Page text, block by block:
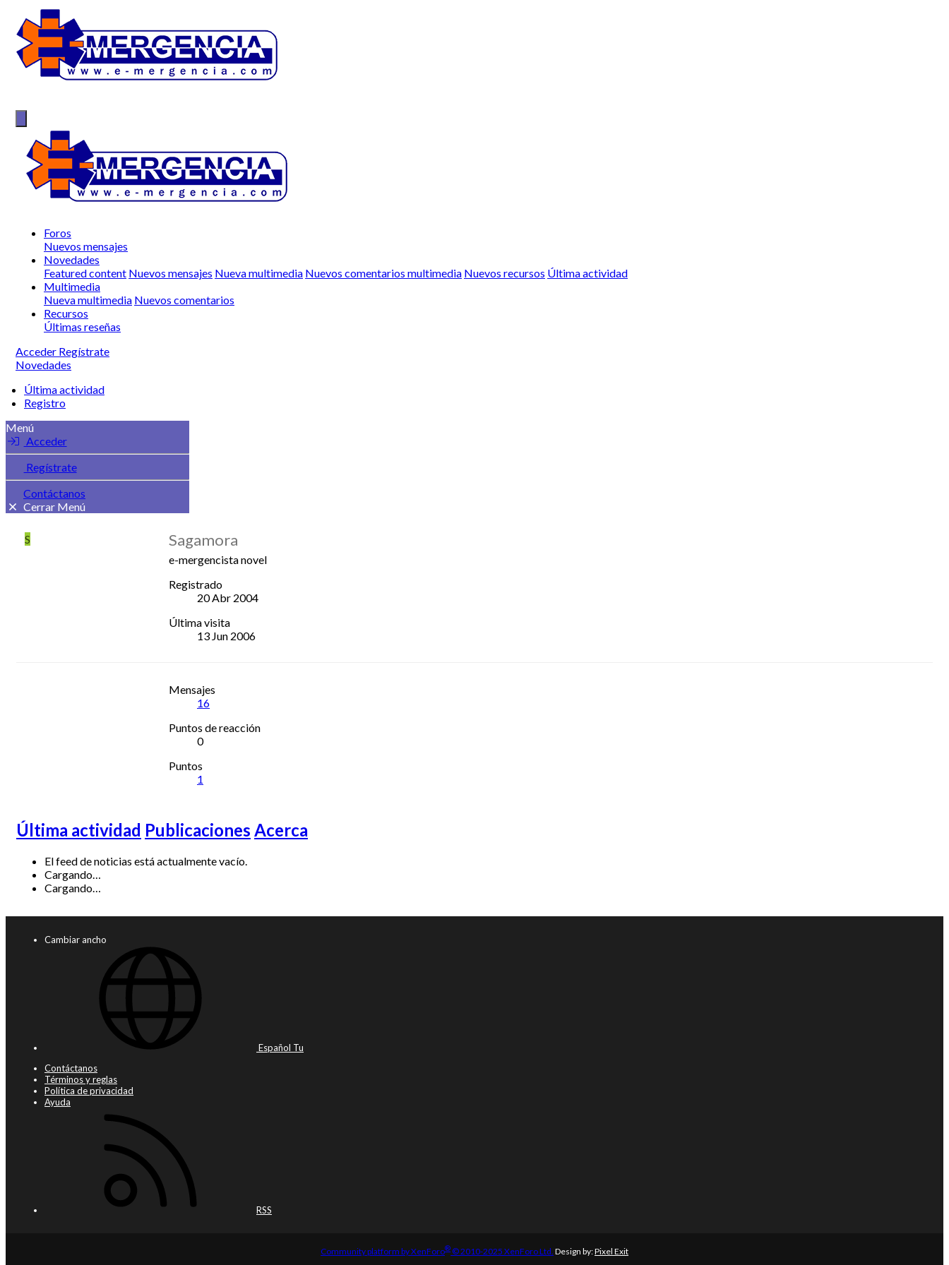
Foros
Nuevos mensajes
Novedades
Featured content Nuevos mensajes Nueva multimedia Nuevos comentarios multimedia Nuevos recursos Última actividad
Multimedia
Nueva multimedia Nuevos comentarios
Recursos
Últimas reseñas
Acceder Regístrate
Novedades
Última actividad
Registro
Menú
Acceder
Regístrate
Contáctanos
Cerrar Menú
S Sagamora
e-mergencista novel
Registrado
20 Abr 2004
Última visita
13 Jun 2006
Mensajes
16
Puntos de reacción
0
Puntos
1
Última actividad Publicaciones Acerca
El feed de noticias está actualmente vacío.
Cargando…
Cargando…
Cambiar ancho
Español Tu
Contáctanos
Términos y reglas
Política de privacidad
Ayuda
RSS
Community platform by XenForo®© 2010-2025 XenForo Ltd. Design by:Pixel Exit